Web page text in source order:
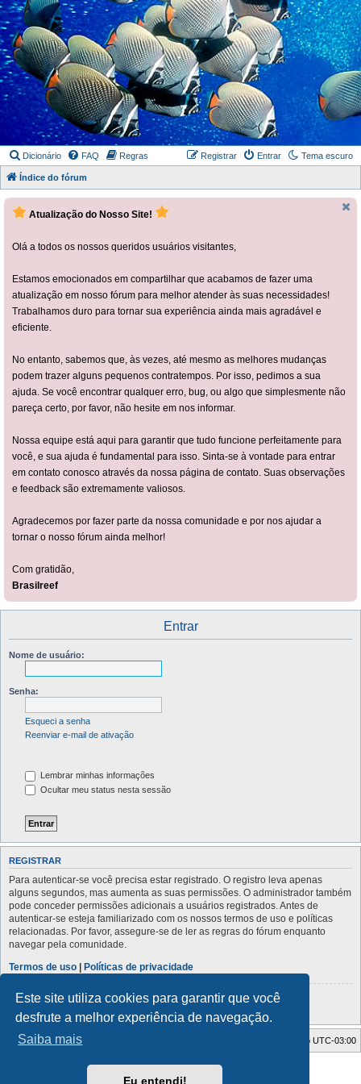
Este site utiliza cookies para garantir que você
desfrute a melhor experiência de navegação.
Saiba mais
Eu entendi!
Tema escuro
Dicionário FAQ Regras Entrar
Registrar
Índice do fórum
Atualização do Nosso Site!
Olá a todos os nossos queridos usuários visitantes,
Estamos emocionados em compartilhar que acabamos de fazer uma
atualização em nosso fórum para melhor atender às suas necessidades!
Trabalhamos duro para tornar sua experiência ainda mais agradável e
eficiente.
No entanto, sabemos que, às vezes, até mesmo as melhores mudanças
podem trazer alguns pequenos contratempos. Por isso, pedimos a sua
ajuda. Se você encontrar qualquer erro, bug, ou algo que simplesmente não
pareça certo, por favor, não hesite em nos informar.
Nossa equipe está aqui para garantir que tudo funcione perfeitamente para
você, e sua ajuda é fundamental para isso. Sinta-se à vontade para entrar
em contato conosco através da nossa página de contato. Suas observações
e feedback são extremamente valiosos.
Agradecemos por fazer parte da nossa comunidade e por nos ajudar a
tornar o nosso fórum ainda melhor!
Com gratidão,
Brasilreef
Entrar
Nome de usuário:
Senha:
Esqueci a senha
Reenviar e-mail de ativação
Lembrar minhas informações
Ocultar meu status nesta sessão
REGISTRAR
Para autenticar-se você precisa estar registrado. O registro leva apenas
alguns segundos, mas aumenta as suas permissões. O administrador também
pode conceder permissões adicionais a usuários registrados. Antes de
autenticar-se esteja familiarizado com os nossos termos de uso e políticas
relacionadas. Por favor, assegure-se de ler as regras do fórum enquanto
navegar pela comunidade.
Termos de uso | Políticas de privacidade
Registrar
Índice do fórum Todos os horários são UTC-03:00
Powered byphpBB® Forum Software © phpBB Limited
Traduzido por: Suporte phpBB